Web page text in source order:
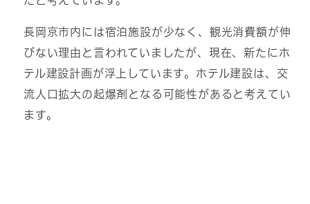
長岡京市内には宿泊施設が少なく、観光消費額が伸
びない理由と言われていましたが、現在、新たにホ
テル建設計画が浮上しています。ホテル建設は、交
流人口拡大の起爆剤となる可能性があると考えてい
ます。